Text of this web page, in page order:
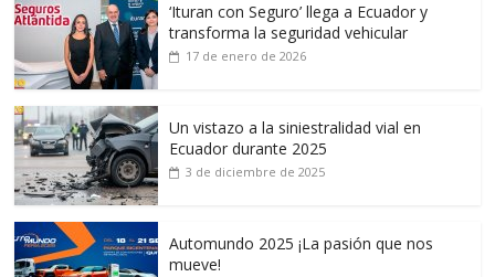
‘Ituran con Seguro’ llega a Ecuador y
transforma la seguridad vehicular
17 de enero de 2026
Un vistazo a la siniestralidad vial en
Ecuador durante 2025
3 de diciembre de 2025
Automundo 2025 ¡La pasión que nos
mueve!